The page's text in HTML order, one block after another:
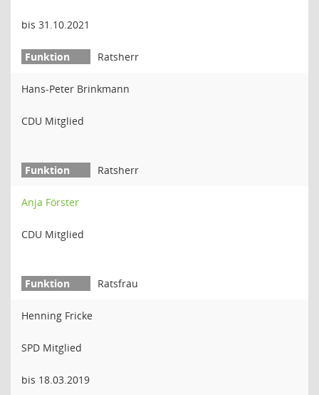
bis 31.10.2021
Ratsherr
Hans-Peter Brinkmann
CDU Mitglied
Ratsherr
Anja Förster
CDU Mitglied
Ratsfrau
Henning Fricke
SPD Mitglied
bis 18.03.2019